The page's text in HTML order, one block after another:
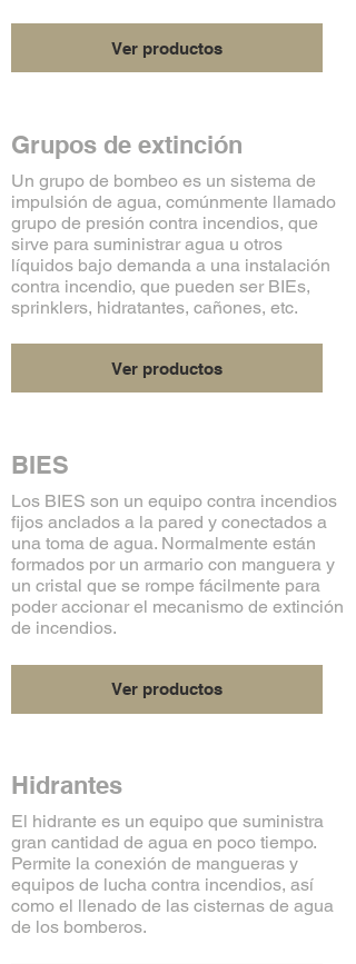
Ver productos
Grupos de extinción
Un grupo de bombeo es un sistema de
impulsión de agua, comúnmente llamado
grupo de presión contra incendios, que
sirve para suministrar agua u otros
líquidos bajo demanda a una instalación
contra incendio, que pueden ser BIEs,
sprinklers, hidratantes, cañones, etc.
Ver productos
BIES
Los BIES son un equipo contra incendios
fijos anclados a la pared y conectados a
una toma de agua. Normalmente están
formados por un armario con manguera y
un cristal que se rompe fácilmente para
poder accionar el mecanismo de extinción
de incendios.
Ver productos
Hidrantes
El hidrante es un equipo que suministra
gran cantidad de agua en poco tiempo.
Permite la conexión de mangueras y
equipos de lucha contra incendios, así
como el llenado de las cisternas de agua
de los bomberos.